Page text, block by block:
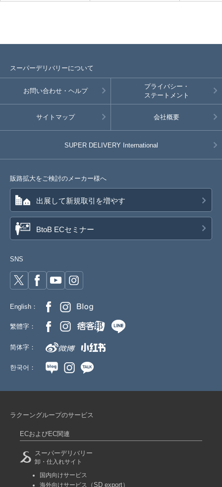
スーパーデリバリーについて
お問い合わせ・ヘルプ
プライバシー・
ステートメント
サイトマップ 会社概要
SUPER DELIVERY International
販路拡大をご検討のメーカー様へ
出展して新規取引を増やす
BtoB ECセミナー
SNS
English：
繁體字：
简体字：
한국어：
ラクーングループのサービス
ECおよびEC関連
スーパーデリバリー
卸・仕入れサイト
国内向けサービス
海外向けサービス
（SD export）